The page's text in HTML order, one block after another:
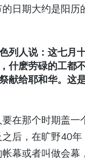
日期大约是阳
列人说：这七月
什麽劳碌的工都
献给耶和华。这
在那个时期盖一
后，在旷野40
幕或者叫做会幕